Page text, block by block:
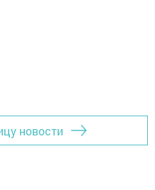
новости